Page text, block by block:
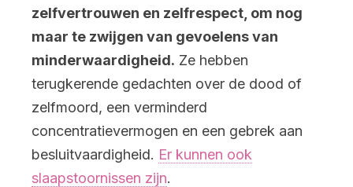
zelfvertrouwen en zelfrespect, om nog
maar te zwijgen van gevoelens van
minderwaardigheid. Ze hebben
terugkerende gedachten over de dood of
zelfmoord, een verminderd
concentratievermogen en een gebrek aan
besluitvaardigheid. Er kunnen ook
slaapstoornissen zijn.